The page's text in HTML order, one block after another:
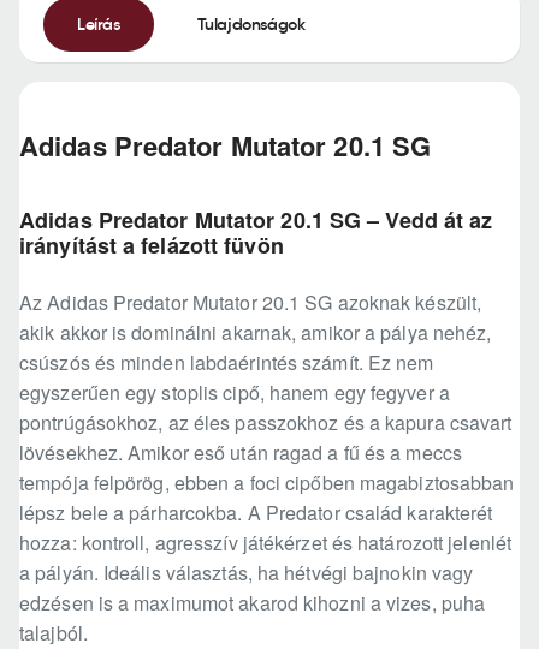
Leírás Tulajdonságok
Adidas Predator Mutator 20.1 SG
Adidas Predator Mutator 20.1 SG – Vedd át az
irányítást a felázott füvön
Az Adidas Predator Mutator 20.1 SG azoknak készült,
akik akkor is dominálni akarnak, amikor a pálya nehéz,
csúszós és minden labdaérintés számít. Ez nem
egyszerűen egy stoplis cipő, hanem egy fegyver a
pontrúgásokhoz, az éles passzokhoz és a kapura csavart
lövésekhez. Amikor eső után ragad a fű és a meccs
tempója felpörög, ebben a foci cipőben magabiztosabban
lépsz bele a párharcokba. A Predator család karakterét
hozza: kontroll, agresszív játékérzet és határozott jelenlét
a pályán. Ideális választás, ha hétvégi bajnokin vagy
edzésen is a maximumot akarod kihozni a vizes, puha
talajból.